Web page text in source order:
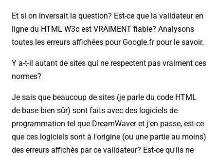
Et si on inversait la question? Est-ce que la validateur en
ligne du HTML W3c est VRAIMENT fiable? Analysons
toutes les erreurs affichées pour Google.fr pour le savoir.
Y a-t-il autant de sites qui ne respectent pas vraiment ces
normes?
Je sais que beaucoup de sites (je parle du code HTML
de base bien sûr) sont faits avec des logiciels de
programmation tel que DreamWaver et j'en passe, est-ce
que ces logiciels sont à l'origine (ou une partie au moins)
des erreurs affichés par ce validateur? Est-ce qu'ils ne